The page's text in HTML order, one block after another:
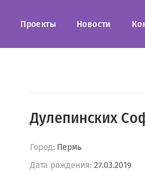
Проекты Новости
Дулепинских
Город: Пермь
Дата рождения: 27.03.2019